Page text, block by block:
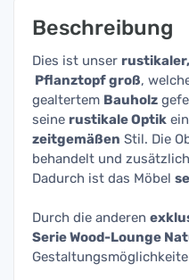
Beschreibung
Dies ist unser
Pflanztopf groß,
gealtertem Bauholz
seine rustikale Optik
zeitgemäßen Stil. Die
behandelt und
Dadurch ist das Möbel
Durch die anderen
Serie Wood-Lounge